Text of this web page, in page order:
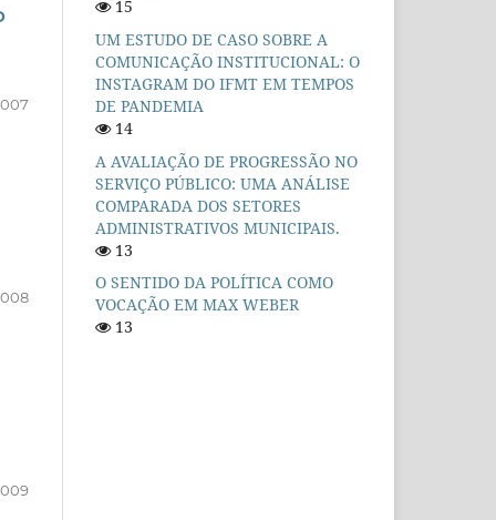
15
UM ESTUDO DE CASO SOBRE A
COMUNICAÇÃO INSTITUCIONAL: O
INSTAGRAM DO IFMT EM TEMPOS
DE PANDEMIA
14
A AVALIAÇÃO DE PROGRESSÃO NO
SERVIÇO PÚBLICO: UMA ANÁLISE
COMPARADA DOS SETORES
ADMINISTRATIVOS MUNICIPAIS.
13
O SENTIDO DA POLÍTICA COMO
VOCAÇÃO EM MAX WEBER
13